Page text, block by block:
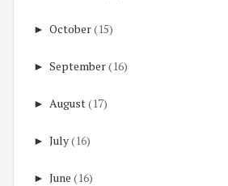
► October(15)
► September(16)
► August(17)
► July(16)
► June (16)